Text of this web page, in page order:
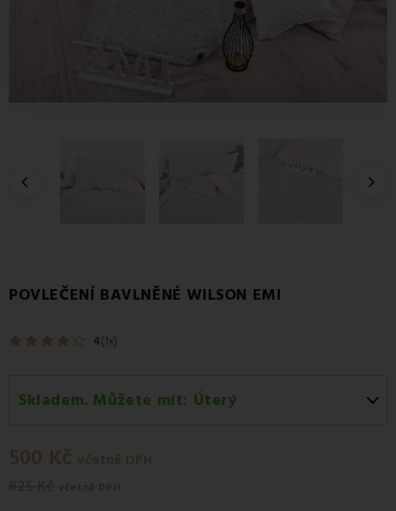
 
POVLEČENÍ BAVLNĚNÉ WILSON EMI
4(1x)
Skladem. Můžete mít: Úterý
Zásilkovna.
500 Kč včetně DPH